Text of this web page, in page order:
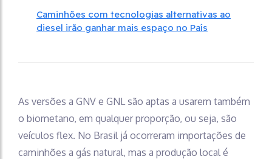
Caminhões com tecnologias alternativas ao
diesel irão ganhar mais espaço no País
As versões a GNV e GNL são aptas a usarem também
o biometano, em qualquer proporção, ou seja, são
veículos flex. No Brasil já ocorreram importações de
caminhões a gás natural, mas a produção local é